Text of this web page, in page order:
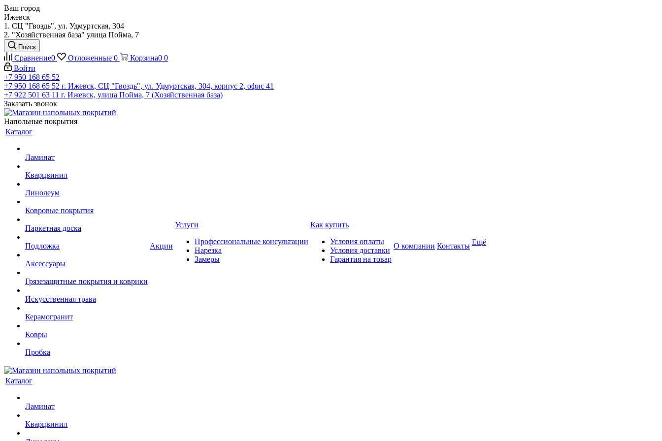
Ваш город
Ижевск
1. СЦ "Гвоздь", ул. Удмуртская, 304
2. "Хозяйственная база" улица Пойма, 7
Поиск
Сравнение0 Отложенные 0 Корзина0 0
Войти
+7 950 168 65 52
+7 950 168 65 52 г. Ижевск, СЦ "Гвоздь", ул. Удмуртская, 304, корпус 2, офис 41
+7 922 501 63 11 г. Ижевск, улица Пойма, 7 (Хозяйственная база)
Заказать звонок
Напольные покрытия
Каталог
Ламинат
Кварцвинил
Линолеум
Ковровые покрытия
Паркетная доска
Подложка
Аксессуары
Грязезащитные покрытия и коврики
Искусственная трава
Керамогранит
Ковры
Пробка
Акции
Услуги
Профессиональные консультации
Нарезка
Замеры
Как купить
Условия оплаты
Условия доставки
Гарантия на товар
О компании Контакты Ещё
Каталог
Ламинат
Кварцвинил